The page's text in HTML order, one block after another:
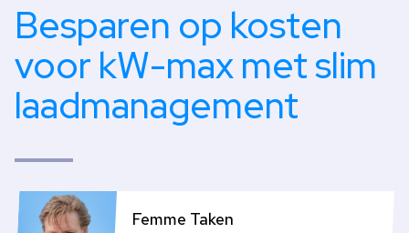
Besparen op kosten
voor kW-max met slim
laadmanagement
Femme Taken